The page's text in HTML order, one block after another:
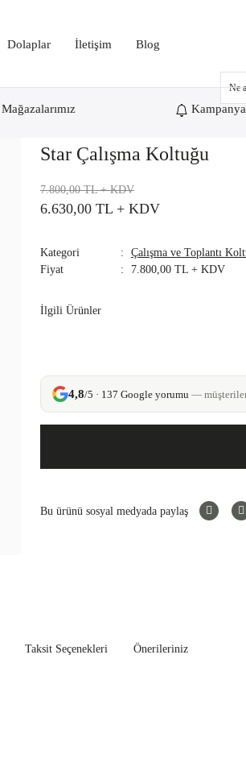
Dolaplar İletişim Blog
Mağazalarımız Kampanya
Star Çalışma Koltuğu
6.630,00 TL + KDV
7.800,00 TL+ KDV
Kategori Çalışma ve Toplantı
Fiyat
7.800,00 TL + KDV
İlgili Ürünler
4,8/5 · 137 Google yorumu —
Bu ürünü sosyal medyada paylaş
Taksit Seçenekleri Önerileriniz